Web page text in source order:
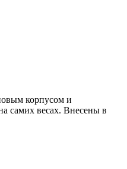
корпусом и
самих весах. Внесены в